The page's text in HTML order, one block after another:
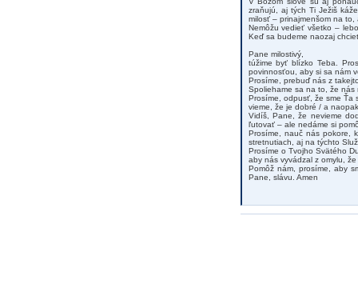
zraňujú, aj tých Ti Ježiš
milosť – prinajmenšom na to,
Nemôžu vedieť všetko –
Keď sa budeme naozaj
Pane milostivý,
túžime byť blízko Teba.
povinnosťou, aby si sa nám
Prosíme, prebuď nás z
Spoliehame sa na to, že
Prosíme, odpusť, že sme Ťa
vieme, že je dobré / a
Vidíš, Pane, že nevieme
ľutovať – ale nedáme si
Prosíme, nauč nás pokore,
stretnutiach, aj na týchto
Prosíme o Tvojho Svätého
aby nás vyvádzal z omylu,
Pomôž nám, prosíme, aby
Pane, slávu. Amen